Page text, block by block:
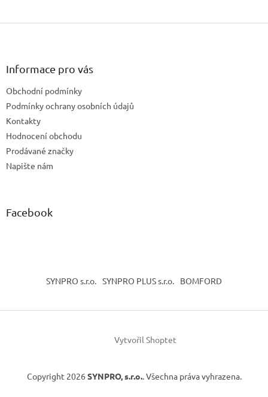
Z
Informace pro vás
Obchodní podmínky
Podmínky ochrany osobních údajů
Kontakty
Hodnocení obchodu
Prodávané značky
Napište nám
Facebook
SYNPRO s.r.o. SYNPRO PLUS s.r.o. BOMFORD
Vytvořil Shoptet
Copyright 2026 SYNPRO, s.r.o.. Všechna práva vyhrazena.